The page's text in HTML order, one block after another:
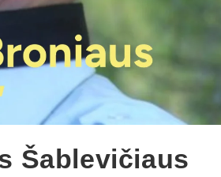
Šablevičiaus